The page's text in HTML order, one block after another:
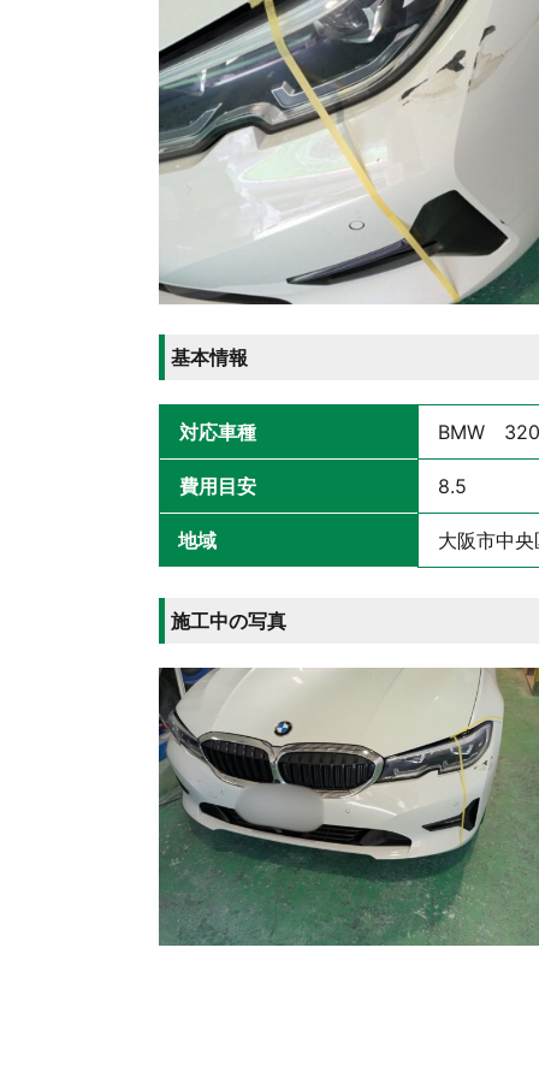
基本情報
対応車種 BMW
費用目安 8.5
地域 大阪市中央
施工中の写真